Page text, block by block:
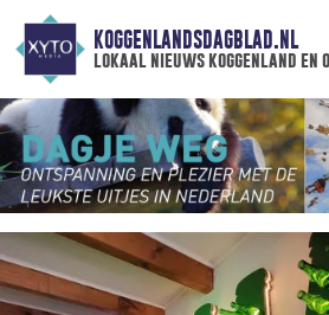
KOGGENLANDSDAGBLAD.NL
lokaal nieuws koggenland en